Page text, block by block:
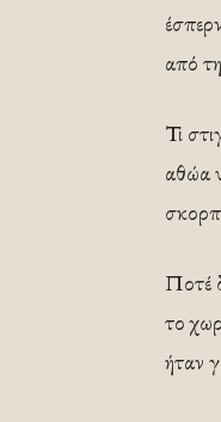
από
Τι
αθώα
Ποτέ
το
ήταν